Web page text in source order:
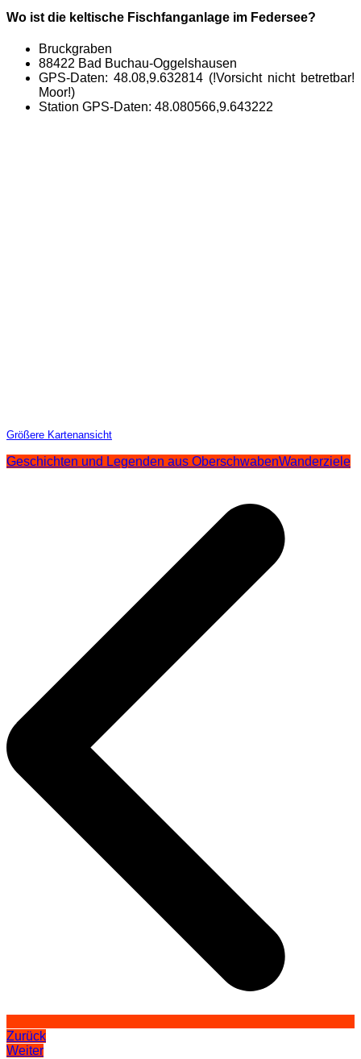
Wo ist die keltische Fischfanganlage im Federsee?
Bruckgraben
88422 Bad Buchau-Oggelshausen
GPS-Daten: 48.08,9.632814 (!Vorsicht nicht betretbar!
Moor!)
Station GPS-Daten: 48.080566,9.643222
Größere Kartenansicht
Geschichten und Legenden aus OberschwabenWanderziele
Zurück
Weiter